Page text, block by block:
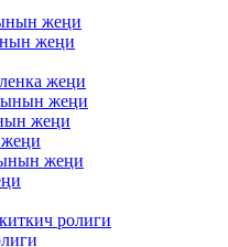
жеңи
жеңи
жеңи
жеңи
жеңи
жеңи
жеңи
ролиги